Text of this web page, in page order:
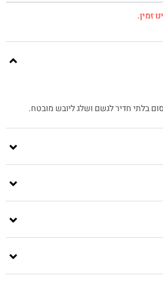
זמין.
בלתי חדיר לגשם ושלג ליובש מובטח.